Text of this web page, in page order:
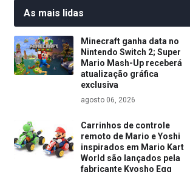
As mais lidas
Minecraft ganha data no
Nintendo Switch 2; Super
Mario Mash-Up receberá
atualização gráfica
exclusiva
agosto 06, 2026
Carrinhos de controle
remoto de Mario e Yoshi
inspirados em Mario Kart
World são lançados pela
fabricante Kyosho Egg